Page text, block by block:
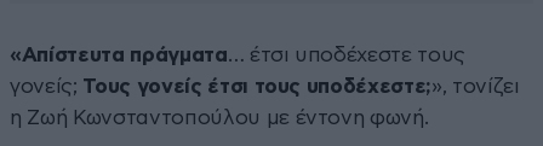
«Απίστευτα πράγματα… έτσι υποδέχεστε τους
γονείς; Τους γονείς έτσι τους υποδέχεστε;», τονίζει
η Ζωή Κωνσταντοπούλου με έντονη φωνή.